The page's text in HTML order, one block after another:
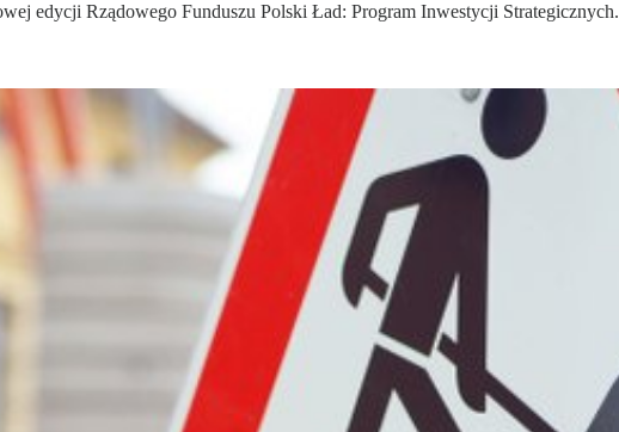
edycji Rządowego Funduszu Polski Ład: Program Inwestycji Strategicznych.